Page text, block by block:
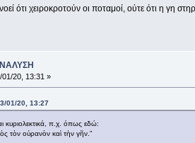
ότι χειροκροτούν οι ποταμοί, ούτε ότι η γη
01/20, 13:31 »
01/20, 13:27
κυριολεκτικά, π.χ. όπως εδώ:
τὸν οὐρανὸν καὶ τὴν γῆν.”